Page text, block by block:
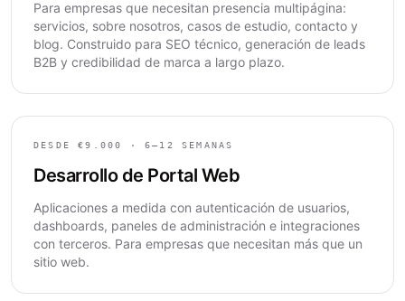
Para empresas que necesitan presencia multipágina:
servicios, sobre nosotros, casos de estudio, contacto y
blog. Construido para SEO técnico, generación de leads
B2B y credibilidad de marca a largo plazo.
DESDE €9.000 · 6–12 SEMANAS
Desarrollo de Portal Web
Aplicaciones a medida con autenticación de usuarios,
dashboards, paneles de administración e integraciones
con terceros. Para empresas que necesitan más que un
sitio web.